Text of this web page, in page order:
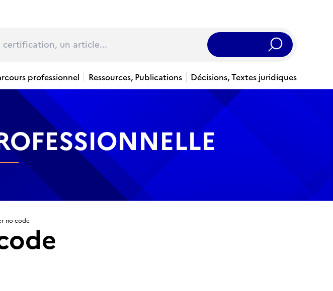
Rechercher
professionnel Ressources, Publications Décisions, Textes juridiques
no code